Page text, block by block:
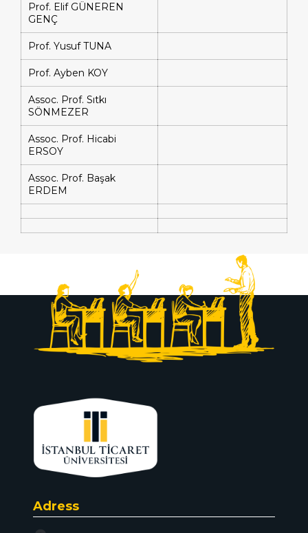
Prof. Elif GÜNEREN
GENÇ
Prof. Yusuf TUNA
Prof. Ayben KOY
Assoc. Prof. Sıtkı
SÖNMEZER
Assoc. Prof. Hicabi
ERSOY
Assoc. Prof. Başak
ERDEM
Adress